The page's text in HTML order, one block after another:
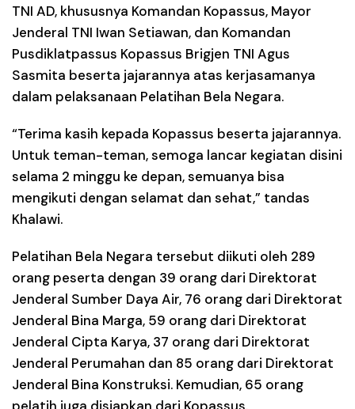
TNI AD, khususnya Komandan Kopassus, Mayor
Jenderal TNI Iwan Setiawan, dan Komandan
Pusdiklatpassus Kopassus Brigjen TNI Agus
Sasmita beserta jajarannya atas kerjasamanya
dalam pelaksanaan Pelatihan Bela Negara.
“Terima kasih kepada Kopassus beserta jajarannya.
Untuk teman-teman, semoga lancar kegiatan disini
selama 2 minggu ke depan, semuanya bisa
mengikuti dengan selamat dan sehat,” tandas
Khalawi.
Pelatihan Bela Negara tersebut diikuti oleh 289
orang peserta dengan 39 orang dari Direktorat
Jenderal Sumber Daya Air, 76 orang dari Direktorat
Jenderal Bina Marga, 59 orang dari Direktorat
Jenderal Cipta Karya, 37 orang dari Direktorat
Jenderal Perumahan dan 85 orang dari Direktorat
Jenderal Bina Konstruksi. Kemudian, 65 orang